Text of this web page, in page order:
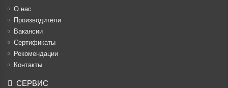
О нас
Производители
Вакансии
Cертификаты
Рекомендации
Контакты
СЕРВИС